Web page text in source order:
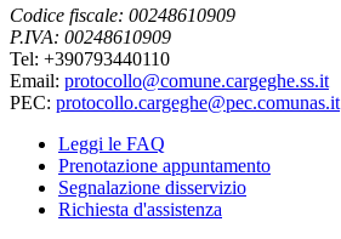
Codice fiscale: 00248610909
P.IVA: 00248610909
Tel: +390793440110
Email: protocollo@comune.cargeghe.ss.it
PEC: protocollo.cargeghe@pec.comunas.it
Leggi le FAQ
Prenotazione appuntamento
Segnalazione disservizio
Richiesta d'assistenza